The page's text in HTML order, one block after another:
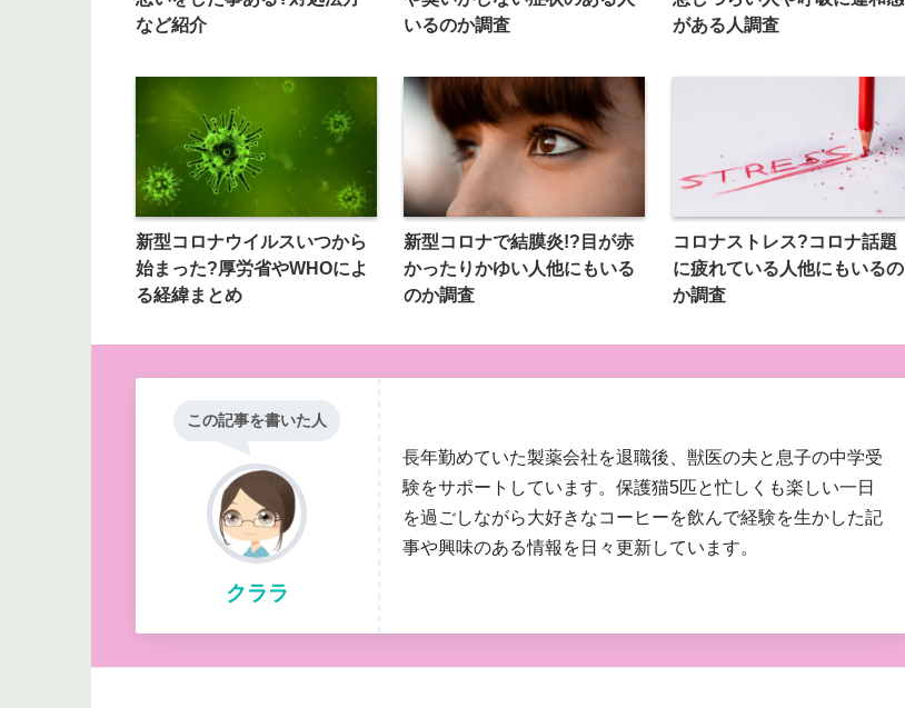
など紹介
いるのか調査
がある人調査
新型コロナウイルスいつから
始まった?厚労省やWHOによ
る経緯まとめ
新型コロナで結膜炎!?目が赤
かったりかゆい人他にもいる
のか調査
コロナストレス?コロナ話題
に疲れている人他にもいるの
か調査
この記事を書いた人
クララ
長年勤めていた製薬会社を退職後、獣医の夫と息子の中学受
験をサポートしています。保護猫5匹と忙しくも楽しい一日
を過ごしながら大好きなコーヒーを飲んで経験を生かした記
事や興味のある情報を日々更新しています。